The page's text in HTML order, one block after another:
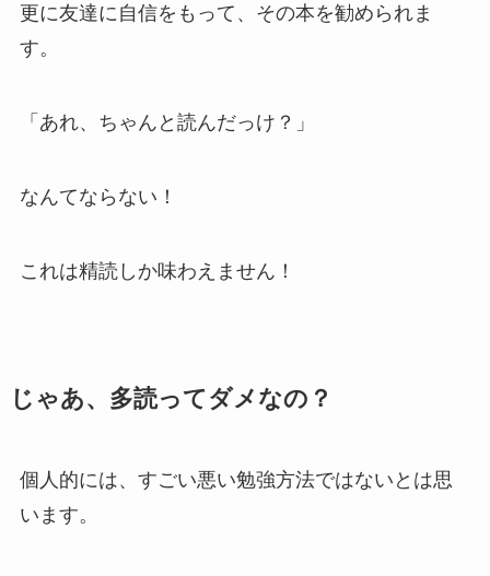
更に友達に自信をもって、その本を勧められま
す。
「あれ、ちゃんと読んだっけ？」
なんてならない！
これは精読しか味わえません！
じゃあ、多読ってダメなの？
個人的には、すごい悪い勉強方法ではないとは思
います。